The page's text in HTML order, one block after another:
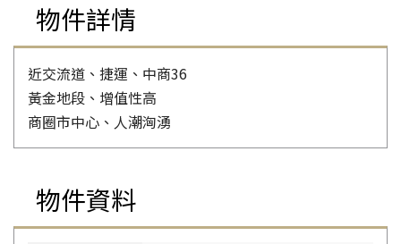
物件詳情
近交流道、捷運、中商36
黃金地段、增值性高
商圈市中心、人潮洶湧
物件資料